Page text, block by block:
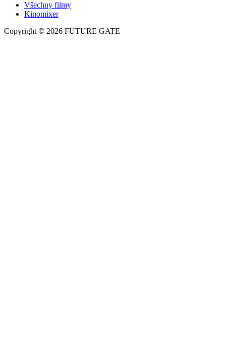
Všechny filmy
Kinomixer
Copyright © 2026 FUTURE GATE